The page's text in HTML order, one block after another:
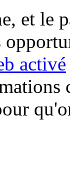
et le
activé